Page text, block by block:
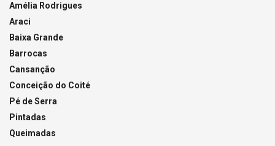
Amélia Rodrigues
Araci
Baixa Grande
Barrocas
Cansanção
Conceição do Coité
Pé de Serra
Pintadas
Queimadas